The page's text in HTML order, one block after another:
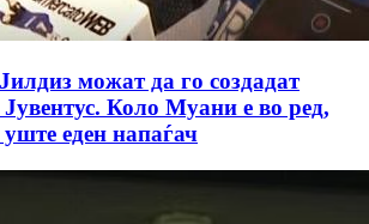
можат да го создадат
Јувентус. Коло Муани е во ред,
уште еден напаѓач